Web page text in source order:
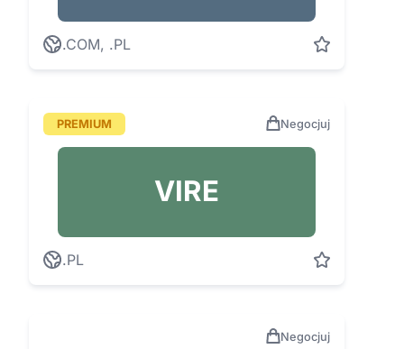
.COM, .PL
PREMIUM Negocjuj
VIRE
.PL
Negocjuj